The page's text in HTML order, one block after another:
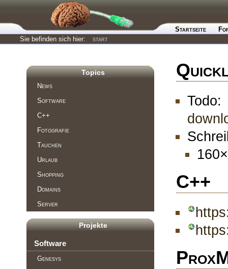
Startseite
Sie befinden sich hier:
start
Topics
News
Software
C++
Fotografie
Tauchen
Urlaub
Shopping
Domains
Server
Projekte
Software
Genesys
C++